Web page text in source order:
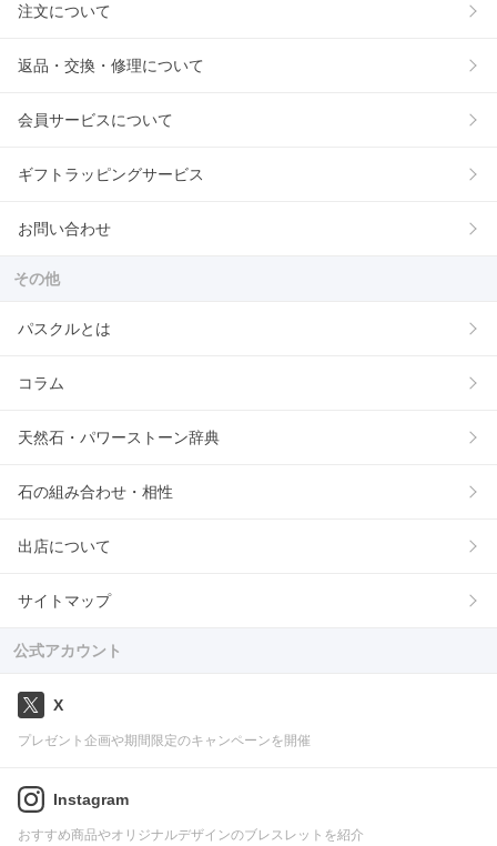
注文について
返品・交換・修理について
会員サービスについて
ギフトラッピングサービス
お問い合わせ
その他
パスクルとは
コラム
天然石・パワーストーン辞典
石の組み合わせ・相性
出店について
サイトマップ
公式アカウント
X
プレゼント企画や期間限定のキャンペーンを開催
Instagram
おすすめ商品やオリジナルデザインのブレスレットを紹介